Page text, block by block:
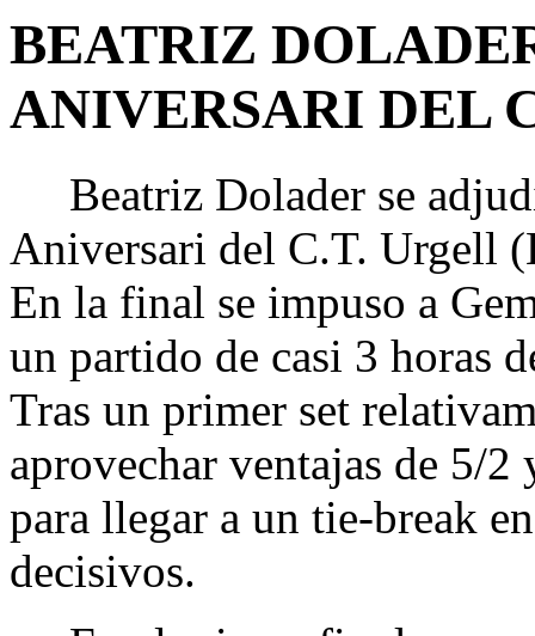
BEATRIZ
ANIVERSARI DEL
Beatriz Dolader se
Aniversari del C.T. Urgell
En la final se impuso a
un partido de casi 3 horas
Tras un primer set
aprovechar ventajas de 5/
para llegar a un tie-break
decisivos.